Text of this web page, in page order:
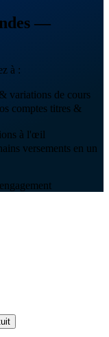
—
à :
variations de cours
comptes titres &
à l'œil
versements en un